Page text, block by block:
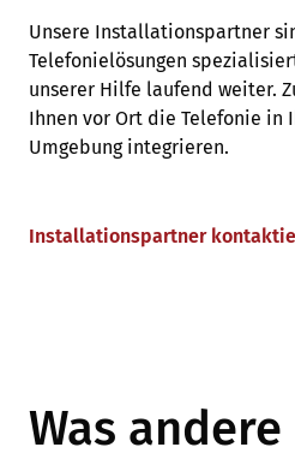
Unsere Installationspartner
Telefonielösungen
unserer Hilfe laufend weiter.
Ihnen vor Ort die Telefonie in
Umgebung integrieren.
Installationspartner
Was